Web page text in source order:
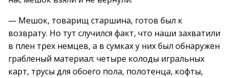
— Мешок, товарищ старшина, готов был к
возврату. Но тут случился факт, что наши захватили
в плен трех немцев, а в сумках у них был обнаружен
грабленый материал: четыре колоды игральных
карт, трусы для обоего пола, полотенца, кофты,